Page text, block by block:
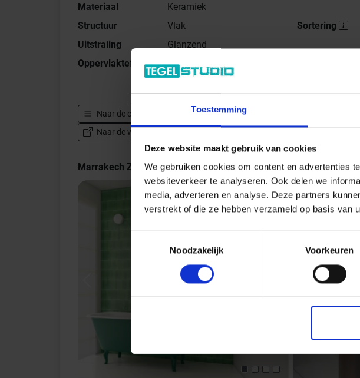
Toestemming
Deze website maakt gebruik van cookies
We gebruiken cookies om content en advertenties
websiteverkeer te analyseren. Ook delen we
media, adverteren en analyse. Deze partners
verstrekt of die ze hebben verzameld op basis van
Noodzakelijk
Voorkeuren
Materiaal
Keramiek
Structuur
Vlak
Uitstraling
Glanzend
Oppervlaktefinish
Lucido
Sortering
Naar de complete serie Marrakech Zelij
Naar de website van de fabrikant Marrakech Zelij
Marrakech Zelij Indrukken